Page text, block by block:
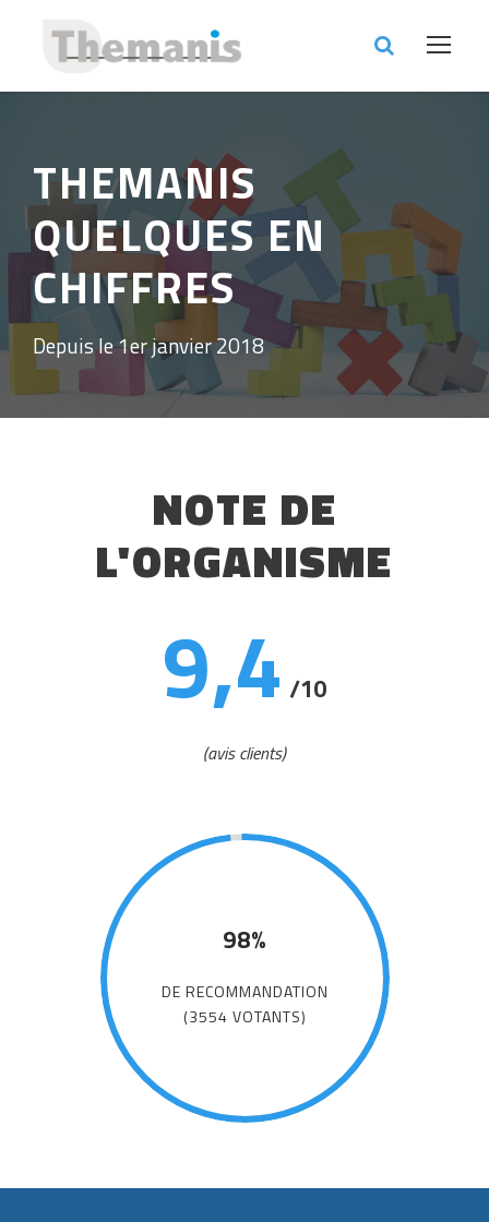
THEMANIS
QUELQUES EN
CHIFFRES
Depuis le 1er janvier 2018
NOTE DE
L'ORGANISME
9,4 /10
(avis clients)
98%
DE RECOMMANDATION
(3554 VOTANTS)